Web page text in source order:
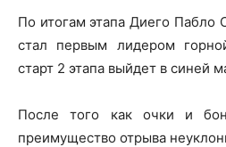
По итогам этапа Диего Пабло
стал первым лидером
старт 2 этапа выйдет в синей
После того как очки и
преимущество отрыва